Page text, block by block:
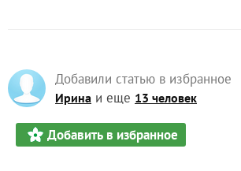
Добавили статью в избранное
Ирина и еще 13 человек
Добавить в избранное